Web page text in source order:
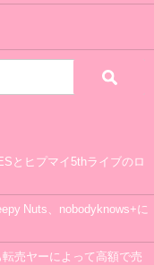
とヒプマイ5thライブのロ
Nuts、nobodyknows+に
売ヤーによって高額で売